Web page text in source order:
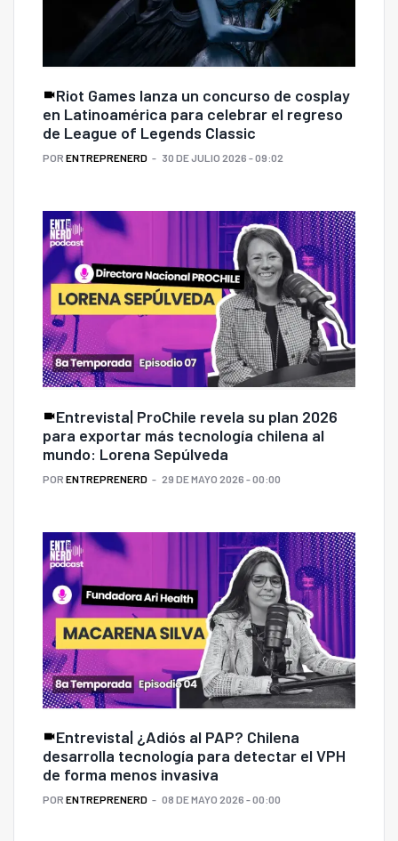
Riot Games lanza un concurso de cosplay
en Latinoamérica para celebrar el regreso
de League of Legends Classic
POR ENTREPRENERD 30 DE JULIO 2026 - 09:02
Entrevista| ProChile revela su plan 2026
para exportar más tecnología chilena al
mundo: Lorena Sepúlveda
POR ENTREPRENERD 29 DE MAYO 2026 - 00:00
Entrevista| ¿Adiós al PAP? Chilena
desarrolla tecnología para detectar el VPH
de forma menos invasiva
POR ENTREPRENERD 08 DE MAYO 2026 - 00:00